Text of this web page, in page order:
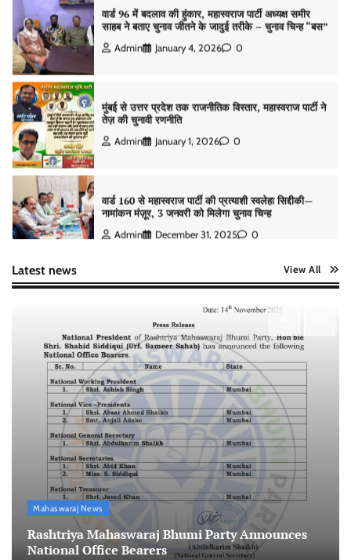
Admin December 31, 2025 0
Latest news View All
Mahaswaraj News
Rashtriya Mahaswaraj Bhumi Party Announces
National Office Bearers